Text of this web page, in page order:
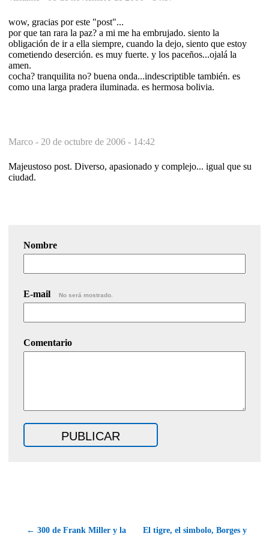
wow, gracias por este "post"...
por que tan rara la paz? a mi me ha embrujado. siento la
obligación de ir a ella siempre, cuando la dejo, siento que estoy
cometiendo deserción. es muy fuerte. y los paceños...ojalá la
amen.
cocha? tranquilita no? buena onda...indescriptible también. es
como una larga pradera iluminada. es hermosa bolivia.
Marco - 20 de octubre de 2006 - 14:42
Majeustoso post. Diverso, apasionado y complejo... igual que su
ciudad.
Nombre
E-mail No será mostrado.
Comentario
← 300 de Frank Miller y la El tigre, el simbolo, Borges y